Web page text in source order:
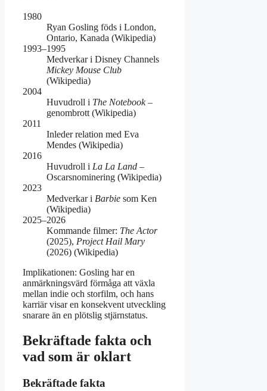
1980
Ryan Gosling föds i London,
Ontario, Kanada (Wikipedia)
1993–1995
Medverkar i Disney Channels
Mickey Mouse Club
(Wikipedia)
2004
Huvudroll i The Notebook–
genombrott (Wikipedia)
2011
Inleder relation med Eva
Mendes (Wikipedia)
2016
Huvudroll i La La Land –
Oscarsnominering (Wikipedia)
2023
Medverkar i Barbie som Ken
(Wikipedia)
2025–2026
Kommande filmer: The Actor
(2025), Project Hail Mary
(2026) (Wikipedia)
Implikationen: Gosling har en
anmärkningsvärd förmåga att växla
mellan indie och storfilm, och hans
karriär visar en konsekvent utveckling
snarare än en plötslig stjärnstatus.
Bekräftade fakta och
vad som är oklart
Bekräftade fakta